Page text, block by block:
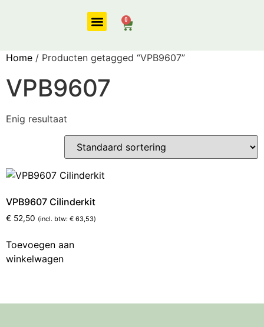
0
Home / Producten getagged “VPB9607”
VPB9607
Enig resultaat
VPB9607 Cilinderkit
€ 52,50 (incl. btw: € 63,53)
Toevoegen aan
winkelwagen